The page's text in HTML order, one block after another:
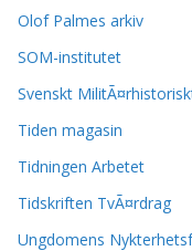
Olof Palmes arkiv
SOM-institutet
Svenskt
Tiden magasin
Tidningen Arbetet
Tidskriften TvÃ¤rdrag
Ungdomens